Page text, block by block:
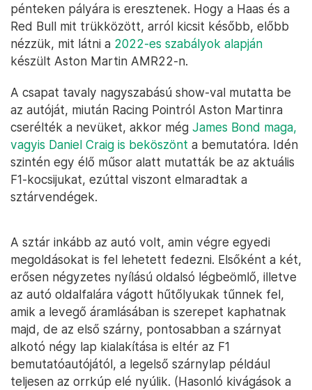
pénteken pályára is eresztenek. Hogy a Haas és a
Red Bull mit trükközött, arról kicsit később, előbb
nézzük, mit látni a 2022-es szabályok alapján
készült Aston Martin AMR22-n.
A csapat tavaly nagyszabású show-val mutatta be
az autóját, miután Racing Pointról Aston Martinra
cserélték a nevüket, akkor még James Bond maga,
vagyis Daniel Craig is beköszönt a bemutatóra. Idén
szintén egy élő műsor alatt mutatták be az aktuális
F1-kocsijukat, ezúttal viszont elmaradtak a
sztárvendégek.
A sztár inkább az autó volt, amin végre egyedi
megoldásokat is fel lehetett fedezni. Elsőként a két,
erősen négyzetes nyílású oldalsó légbeömlő, illetve
az autó oldalfalára vágott hűtőlyukak tűnnek fel,
amik a levegő áramlásában is szerepet kaphatnak
majd, de az első szárny, pontosabban a szárnyat
alkotó négy lap kialakítása is eltér az F1
bemutatóautójától, a legelső szárnylap például
teljesen az orrkúp elé nyúlik. (Hasonló kivágások a